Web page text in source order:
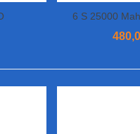
View
6 S 25000